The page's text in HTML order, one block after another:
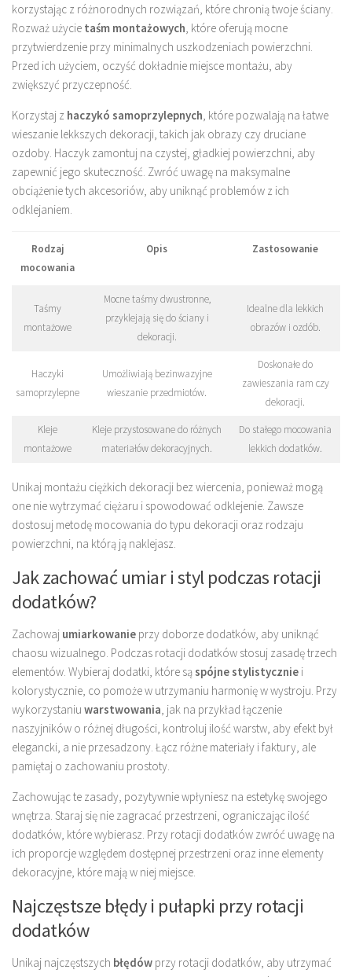
korzystając z różnorodnych rozwiązań, które chronią twoje ściany.
Rozważ użycie taśm montażowych , które oferują mocne
przytwierdzenie przy minimalnych uszkodzeniach powierzchni.
Przed ich użyciem, oczyść dokładnie miejsce montażu, aby
zwiększyć przyczepność.
Korzystaj z haczykó samoprzylepnych , które pozwalają na łatwe
wieszanie lekkszych dekoracji, takich jak obrazy czy druciane
ozdoby. Haczyk zamontuj na czystej, gładkiej powierzchni, aby
zapewnić jego skuteczność. Zwróć uwagę na maksymalne
obciążenie tych akcesoriów, aby uniknąć problemów z ich
odklejaniem.
Rodzaj
mocowania
Opis Zastosowanie
Taśmy
montażowe
Mocne taśmy dwustronne,
przyklejają się do ściany i
dekoracji.
Idealne dla lekkich
obrazów i ozdób.
Haczyki
samoprzylepne
Umożliwiają bezinwazyjne
wieszanie przedmiotów.
Doskonałe do
zawieszania ram czy
dekoracji.
Kleje
montażowe
Kleje przystosowane do różnych
materiałów dekoracyjnych.
Do stałego mocowania
lekkich dodatków.
Unikaj montażu ciężkich dekoracji bez wiercenia, ponieważ mogą
one nie wytrzymać ciężaru i spowodować odklejenie. Zawsze
dostosuj metodę mocowania do typu dekoracji oraz rodzaju
powierzchni, na którą ją naklejasz.
Jak zachować umiar i styl podczas rotacji
dodatków?
Zachowaj umiarkowanie przy doborze dodatków, aby uniknąć
chaosu wizualnego. Podczas rotacji dodatków stosuj zasadę trzech
elementów. Wybieraj dodatki, które sąspójne stylistycznie i
kolorystycznie, co pomoże w utrzymaniu harmonię w wystroju. Przy
wykorzystaniu warstwowania, jak na przykład łączenie
naszyjników o różnej długości, kontroluj ilość warstw, aby efekt był
elegancki, a nie przesadzony. Łącz różne materiały i faktury, ale
pamiętaj o zachowaniu prostoty.
Zachowując te zasady, pozytywnie wpłyniesz na estetykę swojego
wnętrza. Staraj się nie zagracać przestrzeni, ograniczając ilość
dodatków, które wybierasz. Przy rotacji dodatków zwróć uwagę na
ich proporcje względem dostępnej przestrzeni oraz inne elementy
dekoracyjne, które mają w niej miejsce.
Najczęstsze błędy i pułapki przy rotacji
dodatków
Unikaj najczęstszych błędów przy rotacji dodatków, aby utrzymać